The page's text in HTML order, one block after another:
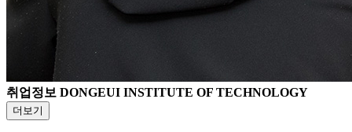
취업정보 DONGEUI INSTITUTE OF TECHNOLOGY
더보기